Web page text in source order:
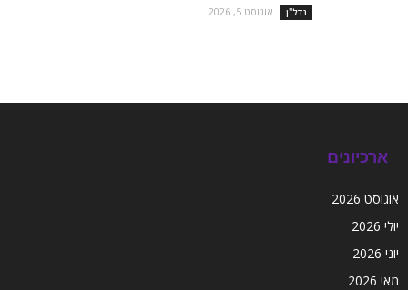
נדל''ן אוגוסט 5, 2026
ארכיונים
אוגוסט 2026
יולי 2026
יוני 2026
מאי 2026